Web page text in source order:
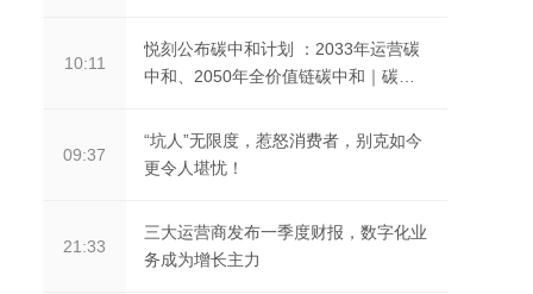
10:11
悦刻公布碳中和计划 ：2033年运营碳
中和、2050年全价值链碳中和｜碳中
09:37
“坑人”无限度，惹怒消费者，别克如今
更令人堪忧！
21:33
三大运营商发布一季度财报，数字化业
务成为增长主力